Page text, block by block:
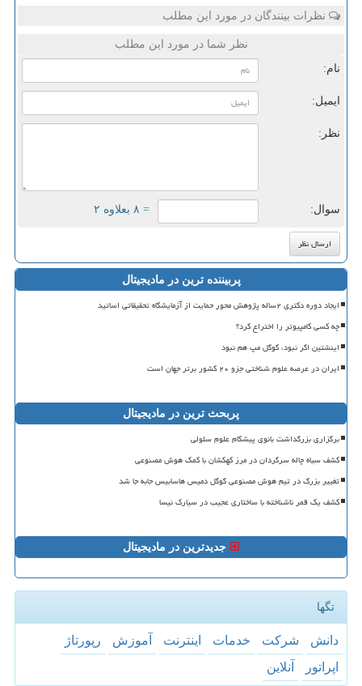
نظرات بینندگان در مورد این مطلب
نظر شما در مورد این مطلب
نام:
ایمیل:
نظر:
سوال: = ۸ بعلاوه ۲
پربیننده ترین در مادیجیتال
ایجاد دوره دکتری ۲ساله پژوهش محور حمایت از آزمایشگاه تحقیقاتی اساتید
چه کسی کامپیوتر را اختراع کرد؟
اینشتین اگر نبود، گوگل مپ هم نبود
ایران در عرصه علوم شناختی جزو ۲۰ کشور برتر جهان است
پربحث ترین در مادیجیتال
برگزاری بزرگداشت بانوی پیشگام علوم سلولی
کشف سیاه چاله سرگردان در مرز کهکشان با کمک هوش مصنوعی
تغییر بزرگ در تیم هوش مصنوعی گوگل دمیس هاسابیس جابه جا شد
کشف یک قمر ناشناخته با ساختاری عجیب در سیارک نیسا
جدیدترین در مادیجیتال
تگها
دانش شركت خدمات اینترنت آموزش
رپورتاژ
اپراتور
آنلاین